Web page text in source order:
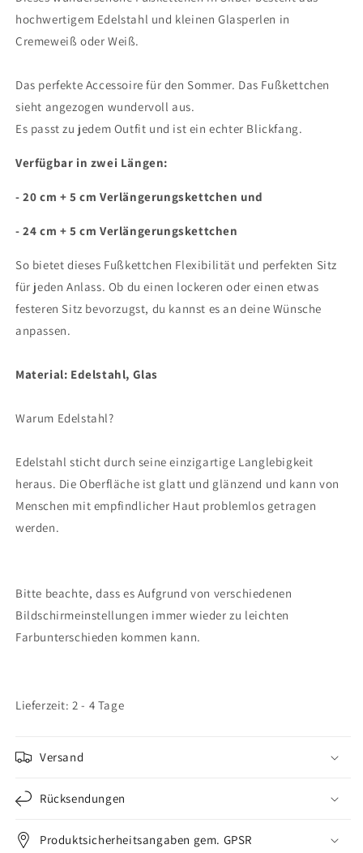
kleinen
Perlen
in
oder
Weiß,
Edelstahl
kleinen
in
oder
Weiß,
Edelstahl
hochwertigem Edelstahl und kleinen Glasperlen in
Cremeweiß oder Weiß.
Das perfekte Accessoire für den Sommer. Das Fußkettchen
sieht angezogen wundervoll aus.
Es passt zu jedem Outfit und ist ein echter Blickfang.
Verfügbar in zwei Längen:
- 20 cm + 5 cm Verlängerungskettchen und
- 24 cm + 5 cm Verlängerungskettchen
So bietet dieses Fußkettchen Flexibilität und perfekten Sitz
für jeden Anlass. Ob du einen lockeren oder einen etwas
festeren Sitz bevorzugst, du kannst es an deine Wünsche
anpassen.
Material: Edelstahl, Glas
Warum Edelstahl?
Edelstahl sticht durch seine einzigartige Langlebigkeit
heraus. Die Oberfläche ist glatt und glänzend und kann von
Menschen mit empfindlicher Haut problemlos getragen
werden.
Bitte beachte, dass es Aufgrund von verschiedenen
Bildschirmeinstellungen immer wieder zu leichten
Farbunterschieden kommen kann.
Lieferzeit: 2 - 4 Tage
Versand
Rücksendungen
Produktsicherheitsangaben gem. GPSR